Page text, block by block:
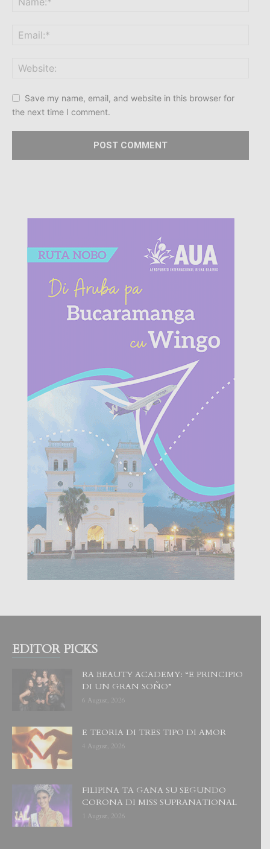
Save my name, email, and website in this browser for
the next time I comment.
EDITOR PICKS
RA BEAUTY ACADEMY: “E PRINCIPIO
DI UN GRAN SOÑO”
6 August, 2026
E TEORIA DI TRES TIPO DI AMOR
4 August, 2026
FILIPINA TA GANA SU SEGUNDO
CORONA DI MISS SUPRANATIONAL
1 August, 2026